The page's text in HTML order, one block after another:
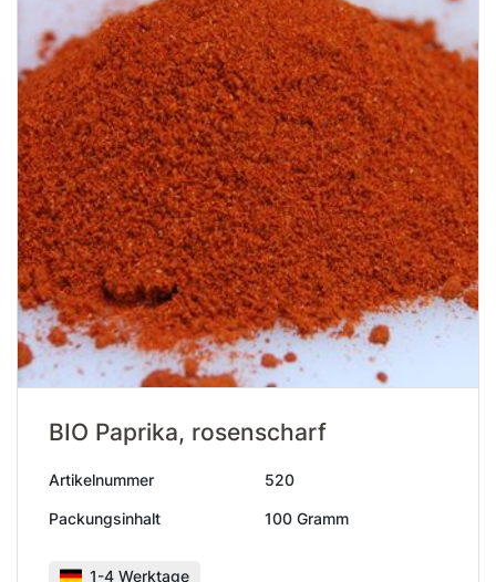
BIO Paprika, rosenscharf
Artikelnummer 520
Packungsinhalt 100 Gramm
1-4 Werktage